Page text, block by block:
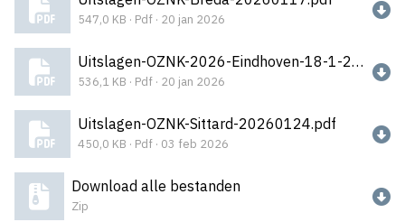
547,0 KB · Pdf · 20 jan 2026
Uitslagen-OZNK-2026-Eindhoven-18-1-26.pdf
536,1 KB · Pdf · 20 jan 2026
Uitslagen-OZNK-Sittard-20260124.pdf
450,0 KB · Pdf · 03 feb 2026
Download alle bestanden
Zip